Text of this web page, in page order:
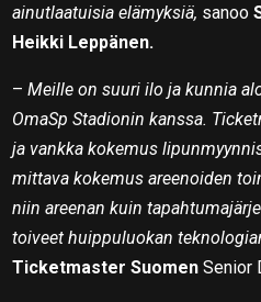
ainutlaatuisia elämyksiä, sanoo
Heikki Leppänen.
–Meille on suuri ilo ja kunnia
OmaSp Stadionin kanssa.
ja vankka kokemus
mittava kokemus areenoiden
niin areenan kuin
toiveet huippuluokan
Ticketmaster Suomen Senior